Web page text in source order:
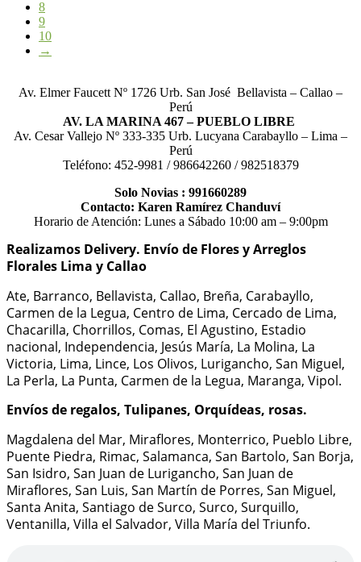
8
9
10
→
Av. Elmer Faucett Nº 1726 Urb. San José Bellavista – Callao –
Perú
AV. LA MARINA 467 – PUEBLO LIBRE
Av. Cesar Vallejo Nº 333-335 Urb. Lucyana Carabayllo – Lima –
Perú
Teléfono: 452-9981 / 986642260 / 982518379
Solo Novias : 991660289
Contacto: Karen Ramírez Chanduví
Horario de Atención: Lunes a Sábado 10:00 am – 9:00pm
Realizamos Delivery. Envío de Flores y Arreglos
Florales Lima y Callao
Ate, Barranco, Bellavista, Callao, Breña, Carabayllo,
Carmen de la Legua, Centro de Lima, Cercado de Lima,
Chacarilla, Chorrillos, Comas, El Agustino, Estadio
nacional, Independencia, Jesús María, La Molina, La
Victoria, Lima, Lince, Los Olivos, Lurigancho, San Miguel,
La Perla, La Punta, Carmen de la Legua, Maranga, Vipol.
Envíos de regalos, Tulipanes, Orquídeas, rosas.
Magdalena del Mar, Miraflores, Monterrico, Pueblo Libre,
Puente Piedra, Rimac, Salamanca, San Bartolo, San Borja,
San Isidro, San Juan de Lurigancho, San Juan de
Miraflores, San Luis, San Martín de Porres, San Miguel,
Santa Anita, Santiago de Surco, Surco, Surquillo,
Ventanilla, Villa el Salvador, Villa María del Triunfo.